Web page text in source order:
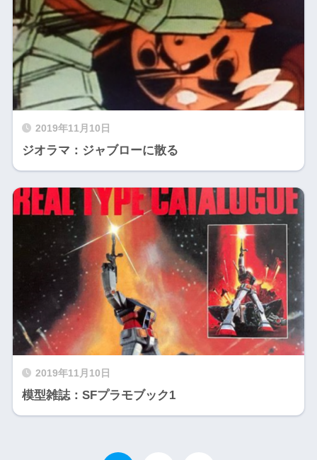
2019年11月10日
ジオラマ：ジャブローに散る
2019年11月10日
模型雑誌：SFプラモブック1